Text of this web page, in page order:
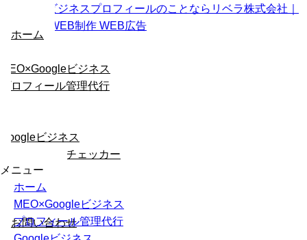
ホーム
MEO×Googleビジネス
プロフィール管理代行
Googleビジネス
プロフィールチェッカー
GBP情報
会社概要
お問い合わせ
メニュー
ホーム
MEO×Googleビジネス
プロフィール管理代行